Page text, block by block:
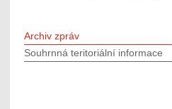
Archiv zpráv
Souhrnná teritoriální informace